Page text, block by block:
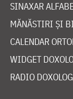
SINAXAR
MĂNĂSTIRI ȘI
CALENDAR
WIDGET
RADIO